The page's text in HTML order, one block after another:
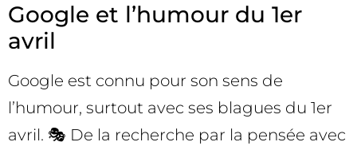
Google et l’humour du 1er
avril
Google est connu pour son sens de
l’humour, surtout avec ses blagues du 1er
avril. 🎭 De la recherche par la pensée avec